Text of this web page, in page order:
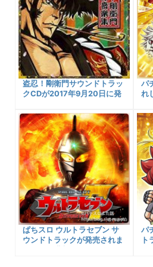
盗忍！剛衛門サウンドトラッ
クCDが2017年9月20日に発
パ
れ
収
ク
ぱちスロ ウルトラセブン サ
ウンドトラックが発売されま
パ